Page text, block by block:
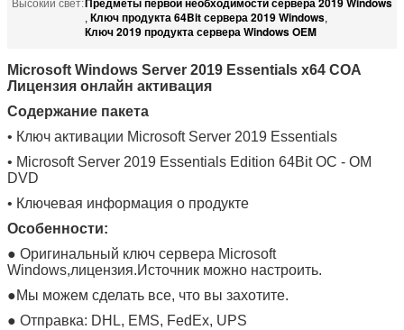
Высокий свет:
, Ключ продукта 64Bit сервера 2019 Windows,
Ключ 2019 продукта сервера Windows OEM
Microsoft Windows Server 2019 Essentials x64 COA
Лицензия онлайн активация
Содержание пакета
• Ключ активации Microsoft Server 2019 Essentials
• Microsoft Server 2019 Essentials Edition 64Bit ОС - ОМ
DVD
• Ключевая информация о продукте
Особенности:
● Оригинальный ключ сервера Microsoft
Windows,лицензия.Источник можно настроить.
●Мы можем сделать все, что вы захотите.
● Отправка: DHL, EMS, FedEx, UPS